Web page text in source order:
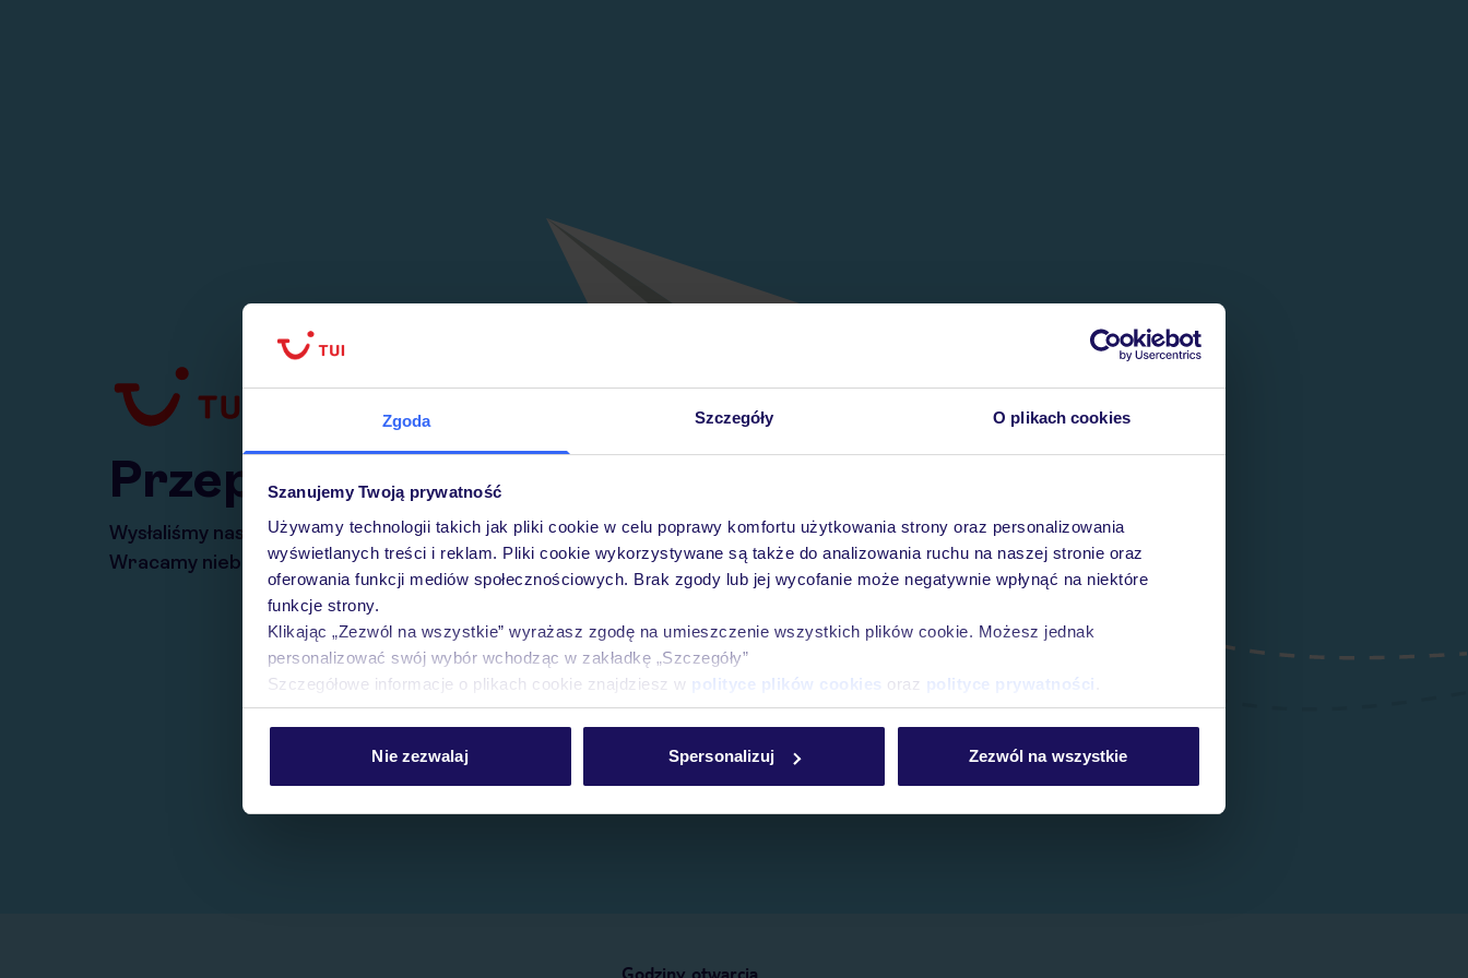
Zgoda Szczegóły O plikach cookies
Szanujemy Twoją prywatność
Używamy technologii takich jak pliki cookie w celu poprawy komfortu użytkowania strony oraz personalizowania
wyświetlanych treści i reklam. Pliki cookie wykorzystywane są także do analizowania ruchu na naszej stronie oraz
oferowania funkcji mediów społecznościowych. Brak zgody lub jej wycofanie może negatywnie wpłynąć na niektóre
funkcje strony.
Klikając „Zezwól na wszystkie” wyrażasz zgodę na umieszczenie wszystkich plików cookie. Możesz jednak
personalizować swój wybór wchodząc w zakładkę „Szczegóły”
Szczegółowe informacje o plikach cookie znajdziesz w polityce plików cookies oraz polityce prywatności
Nie zezwalaj Spersonalizuj Zezwól na wszystkie
Przepraszamy
Wysłaliśmy nasz serwis na krótkie wakacje.
Wracamy niebawem!
Godziny otwarcia